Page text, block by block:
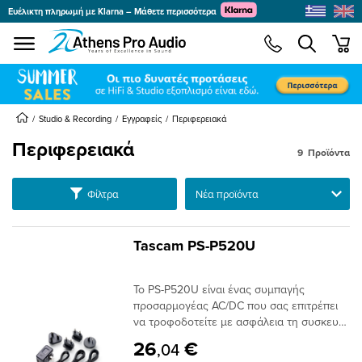
menu
Ευέλικτη πληρωμή με Klarna – Μάθετε περισσότερα
Studio & Recording Εγγραφείς Περιφερειακά
Περιφερειακά
Φίλτρα Ταξινόμηση
9 Προϊόντα
Tascam PS-P520U
Το PS-P520U είναι ένας συμπαγής
προσαρμογέας AC/DC που σας επιτρέπει
να τροφοδοτείτε με ασφάλεια τη συσκευή
Έρχεται με τέσσερα ανταλλάξιμα κύρια
26,04 €